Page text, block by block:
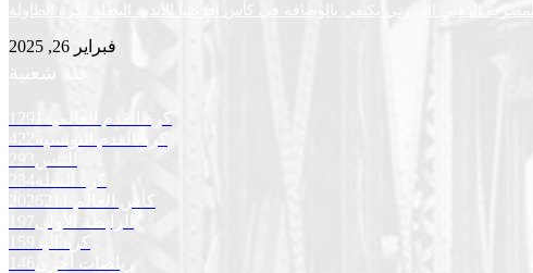
المضرب الذهبي البنزرتي يكتفي بالوصافة في كأس إفريقيا للأندية البطلة لكرة الطاولة
فبراير 26, 2025
فئة شعبية
كرة القدم العالمية
1291
كرة القدم التونسية
422
التنس
293
كرة السلة234
كأس العالم 2026
الرابطة الأولى 197
كرة اليد 159
رياضات أخرى 146